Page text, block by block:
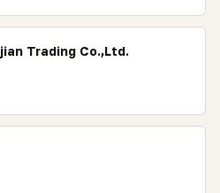
Trading Co.,Ltd.